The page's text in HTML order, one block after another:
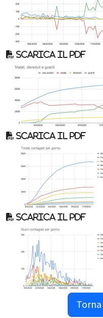
Scarica il pdf
Scarica il pdf
Scarica il pdf